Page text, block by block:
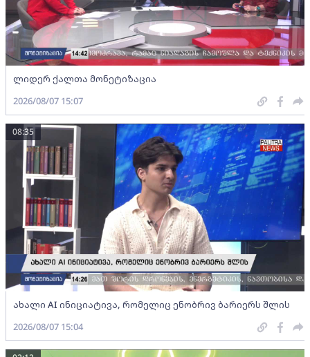
ლიდერ ქალთა მონეტიზაცია
2026/08/07 15:07
ახალი AI ინიციატივა, რომელიც ენობრივ ბარიერს შლის
08:35
2026/08/07 15:04